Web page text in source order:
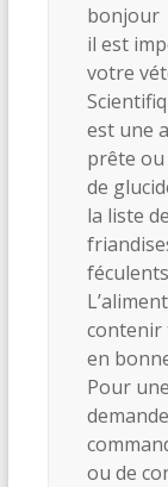
bonjour
il est
votre
est une
prête ou
de
la liste
contenir
en
Pour
ou de